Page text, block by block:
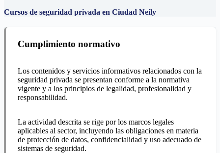
Cursos de seguridad privada en Ciudad Neily
Cumplimiento normativo
Los contenidos y servicios informativos relacionados con la
seguridad privada se presentan conforme a la normativa
vigente y a los principios de legalidad, profesionalidad y
responsabilidad.
La actividad descrita se rige por los marcos legales
aplicables al sector, incluyendo las obligaciones en materia
de protección de datos, confidencialidad y uso adecuado de
sistemas de seguridad.